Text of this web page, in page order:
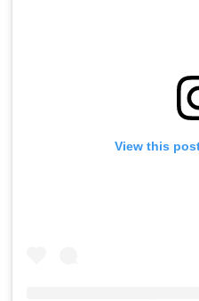
View this